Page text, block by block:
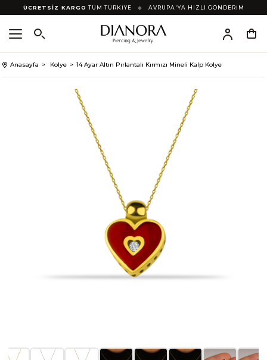
ÜCRETSİZ KARGO TÜM TÜRKİYE ◆ AVRUPA'YA HIZLI GÖNDERİM
Anasayfa Kolye 14 Ayar Altın Pırlantalı Kırmızı Mineli Kalp Kolye